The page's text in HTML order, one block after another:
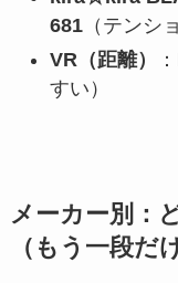
681（テンシ
VR（距離）
：
すい）
メーカー別：
（もう一段だ